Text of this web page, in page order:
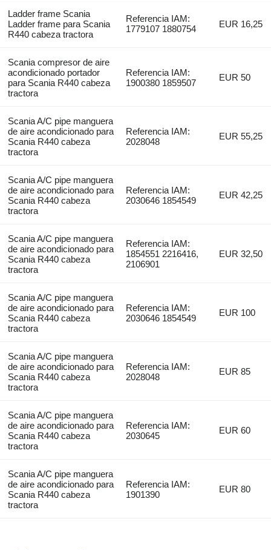
Ladder frame Scania
Ladder frame para Scania
R440 cabeza tractora
Referencia IAM:
1779107 1880754
EUR 16,25
Scania compresor de aire
acondicionado portador
para Scania R440 cabeza
tractora
Referencia IAM:
1900380 1859507
EUR 50
Scania A/C pipe manguera
de aire acondicionado para
Scania R440 cabeza
tractora
Referencia IAM:
2028048
EUR 55,25
Scania A/C pipe manguera
de aire acondicionado para
Scania R440 cabeza
tractora
Referencia IAM:
2030646 1854549
EUR 42,25
Scania A/C pipe manguera
de aire acondicionado para
Scania R440 cabeza
tractora
Referencia IAM:
1854551 2216416,
2106901
EUR 32,50
Scania A/C pipe manguera
de aire acondicionado para
Scania R440 cabeza
tractora
Referencia IAM:
2030646 1854549
EUR 100
Scania A/C pipe manguera
de aire acondicionado para
Scania R440 cabeza
tractora
Referencia IAM:
2028048
EUR 85
Scania A/C pipe manguera
de aire acondicionado para
Scania R440 cabeza
tractora
Referencia IAM:
2030645
EUR 60
Scania A/C pipe manguera
de aire acondicionado para
Scania R440 cabeza
tractora
Referencia IAM:
1901390
EUR 80